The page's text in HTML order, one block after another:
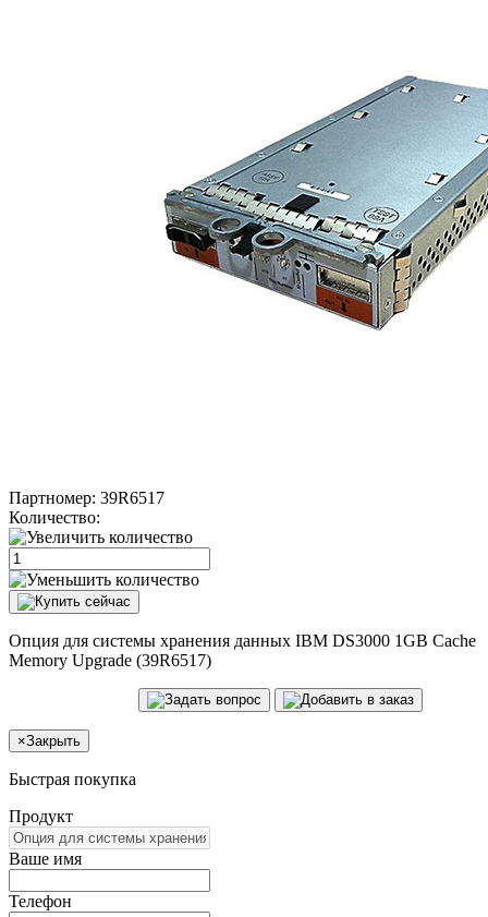
Партномер: 39R6517
Количество:
Опция для системы хранения данных IBM DS3000 1GB Cache
Memory Upgrade (39R6517)
×Закрыть
Быстрая покупка
Продукт
Ваше имя
Телефон